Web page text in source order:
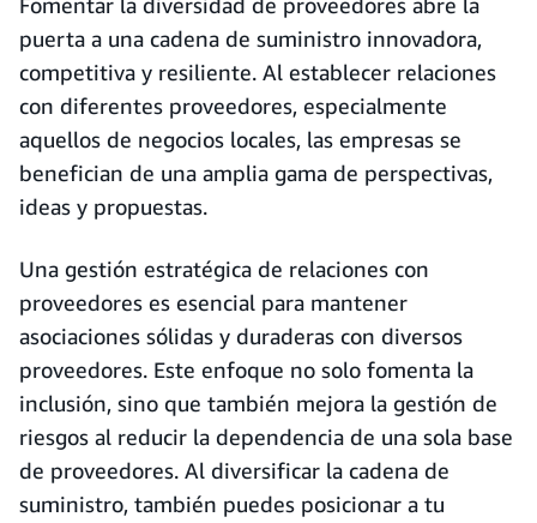
puerta a una cadena de suministro innovadora,
competitiva y resiliente. Al establecer relaciones
con diferentes proveedores, especialmente
aquellos de negocios locales, las empresas se
benefician de una amplia gama de perspectivas,
ideas y propuestas.
Una gestión estratégica de relaciones con
proveedores es esencial para mantener
asociaciones sólidas y duraderas con diversos
proveedores. Este enfoque no solo fomenta la
inclusión, sino que también mejora la gestión de
riesgos al reducir la dependencia de una sola base
de proveedores. Al diversificar la cadena de
suministro, también puedes posicionar a tu